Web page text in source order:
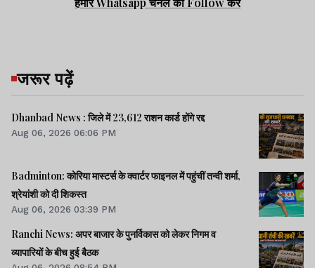
जरूर पढ़ें
Dhanbad News : जिले में 23,612 राशन कार्ड होंगे रद्द
Aug 06, 2026 06:06 PM
Badminton: कोरिया मास्टर्स के क्वार्टर फाइनल में पहुंचीं तन्वी शर्मा,
श्रेयांशी को दी शिकस्त
Aug 06, 2026 03:39 PM
Ranchi News: अपर बाजार के पुनर्विकास को लेकर निगम व
व्यापारियों के बीच हुई बैठक